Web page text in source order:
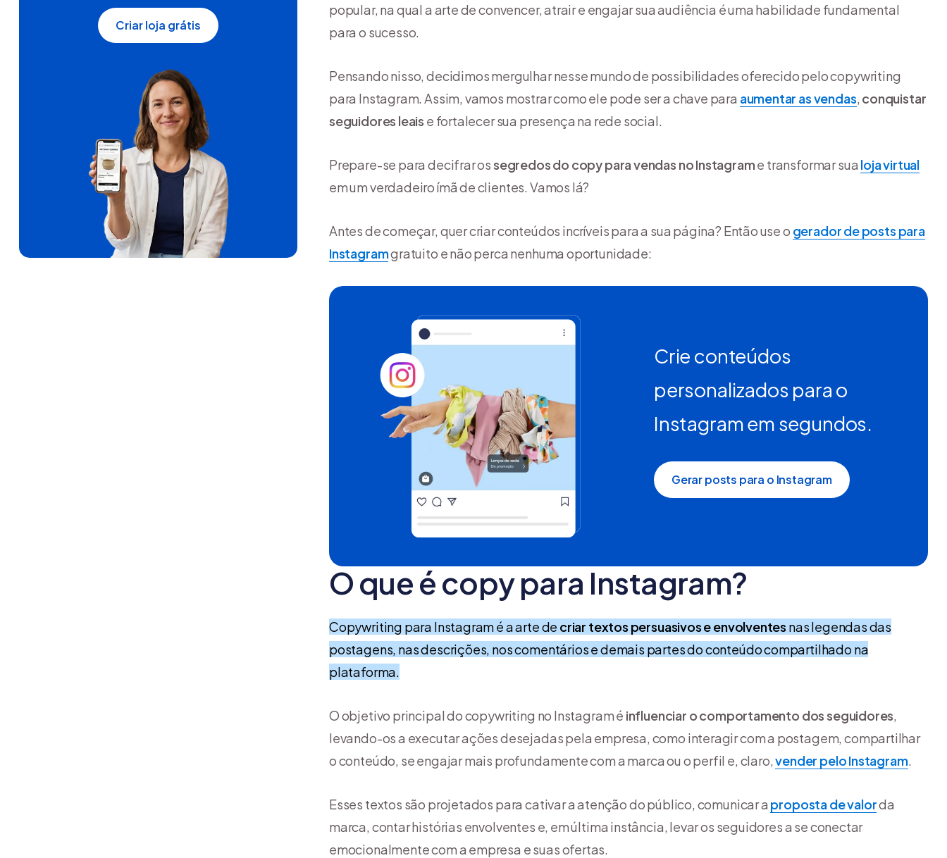
popular, na qual a arte de convencer, atrair e engajar sua audiência é uma habilidade fundamental
para o sucesso.
Pensando nisso, decidimos mergulhar nesse mundo de possibilidades oferecido pelo copywriting
para Instagram. Assim, vamos mostrar como ele pode ser a chave para aumentar as vendas, conquistar
seguidores leais e fortalecer sua presença na rede social.
Prepare-se para decifrar ossegredos do copy para vendas no Instagrame transformar sua loja virtual
em um verdadeiro ímã de clientes. Vamos lá?
Antes de começar, quer criar conteúdos incríveis para a sua página? Então use o gerador de posts para
Instagramgratuito e não perca nenhuma oportunidade:
Crie conteúdos
personalizados para o
Instagram em segundos.
Gerar posts para o Instagram
O que é copy para Instagram?
Copywriting para Instagram é a arte de criar textos persuasivos e envolventes nas legendas das
postagens, nas descrições, nos comentários e demais partes do conteúdo compartilhado na
plataforma.
O objetivo principal do copywriting no Instagram é influenciar o comportamento dos seguidores,
levando-os a executar ações desejadas pela empresa, como interagir com a postagem, compartilhar
o conteúdo, se engajar mais profundamente com a marca ou o perfil e, claro,vender pelo Instagram.
Esses textos são projetados para cativar a atenção do público, comunicar a proposta de valorda
marca, contar histórias envolventes e, em última instância, levar os seguidores a se conectar
emocionalmente com a empresa e suas ofertas.
Criar loja grátis